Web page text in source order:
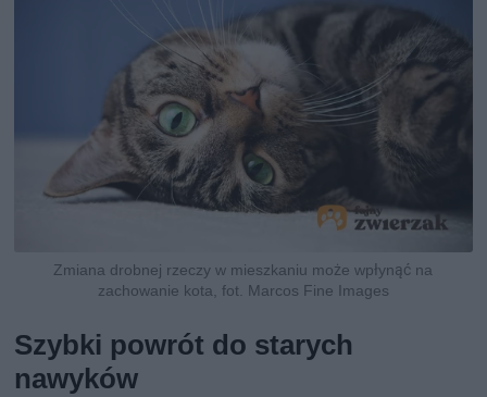
Zmiana drobnej rzeczy w mieszkaniu może wpłynąć na
zachowanie kota, fot. Marcos Fine Images
Szybki powrót do starych
nawyków